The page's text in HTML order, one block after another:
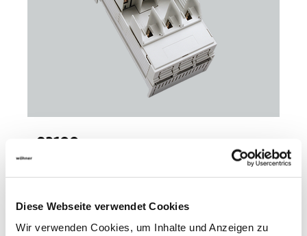
Diese Webseite verwendet Cookies
Wir verwenden Cookies, um Inhalte und Anzeigen zu
03199
QUADRON 60Classic
box terminal
size 00 / 3P